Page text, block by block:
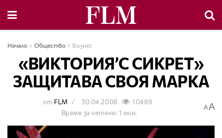
Начало Общество Бизнес
«ВИКТОРИЯ’С СИКРЕТ»
ЗАЩИТАВА СВОЯ МАРКА
от FLM 30.04.2008
10489
Време за четене: 1 мин.
AA